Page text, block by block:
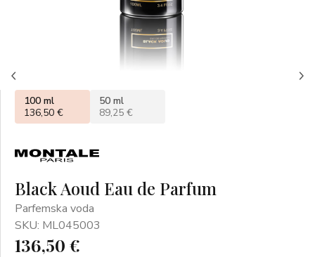
Black Aoud Eau de Parfum
Parfemska voda
SKU: ML045003
136,50 €
100 ml
136,50 €
50 ml
89,25 €